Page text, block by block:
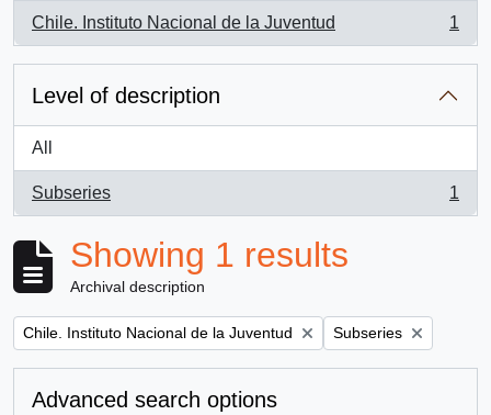
Chile. Instituto Nacional de la Juventud
, 1 results
1
Level of description
All
Subseries
, 1 results
1
Showing 1 results
Archival description
Remove filter:
Chile. Instituto Nacional de la Juventud Remove filter:
Subseries
Advanced search options